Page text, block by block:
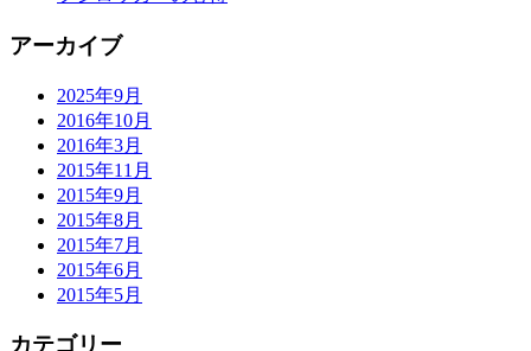
アーカイブ
2025年9月
2016年10月
2016年3月
2015年11月
2015年9月
2015年8月
2015年7月
2015年6月
2015年5月
カテゴリー